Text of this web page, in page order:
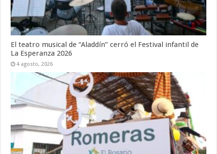
El teatro musical de “Aladdín” cerró el Festival infantil de
La Esperanza 2026
4 agosto, 2026